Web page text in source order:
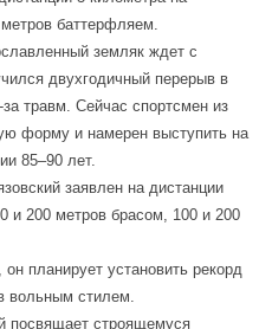
баттерфляем.
земляк ждет с
двухгодичный перерыв в
травм. Сейчас спортсмен из
форму и намерен выступить на
85–90 лет.
заявлен на дистанции
и 200 метров брасом, 100 и 200
планирует установить рекорд
вольным стилем.
посвящает строящемуся